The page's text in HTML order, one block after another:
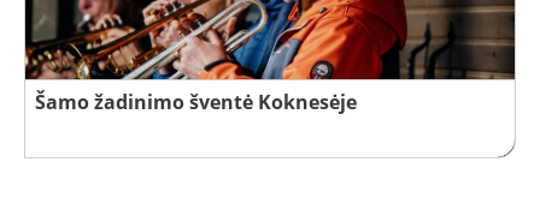
Šamo žadinimo šventė Koknesėje